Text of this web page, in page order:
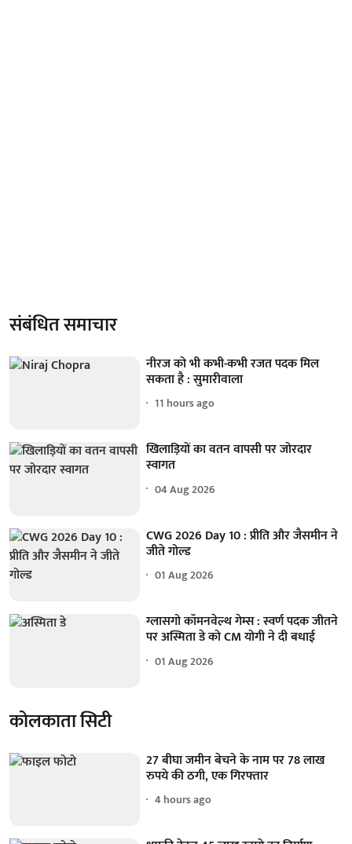
संबंधित समाचार
नीरज को भी कभी-कभी रजत पदक मिल
सकता है : सुमारीवाला
11 hours ago
खिलाड़ियों का वतन वापसी पर जोरदार
स्वागत
04 Aug 2026
CWG 2026 Day 10 : प्रीति और जैसमीन ने
जीते गोल्ड
01 Aug 2026
ग्लासगो कॉमनवेल्थ गेम्स : स्वर्ण पदक जीतने
पर अस्मिता डे को CM योगी ने दी बधाई
01 Aug 2026
कोलकाता सिटी
27 बीघा जमीन बेचने के नाम पर 78 लाख
रुपये की ठगी, एक गिरफ्तार
4 hours ago